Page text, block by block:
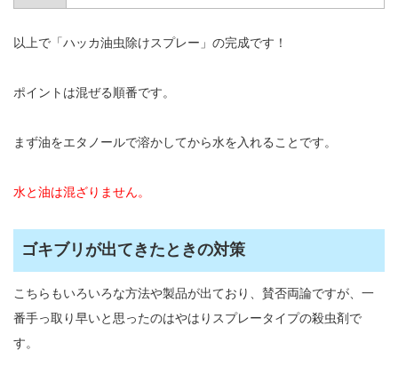
以上で「ハッカ油虫除けスプレー」の完成です！
ポイントは混ぜる順番です。
まず油をエタノールで溶かしてから水を入れることです。
水と油は混ざりません。
ゴキブリが出てきたときの対策
こちらもいろいろな方法や製品が出ており、賛否両論ですが、一
番手っ取り早いと思ったのはやはりスプレータイプの殺虫剤で
す。